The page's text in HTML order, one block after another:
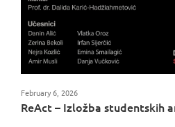
ReAct – Izložba studentskih
February 6, 2026